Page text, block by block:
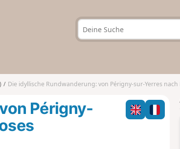
Die idyllische Rundwanderung: von Périgny-sur-Yerres nach Mandres-
Périgny-